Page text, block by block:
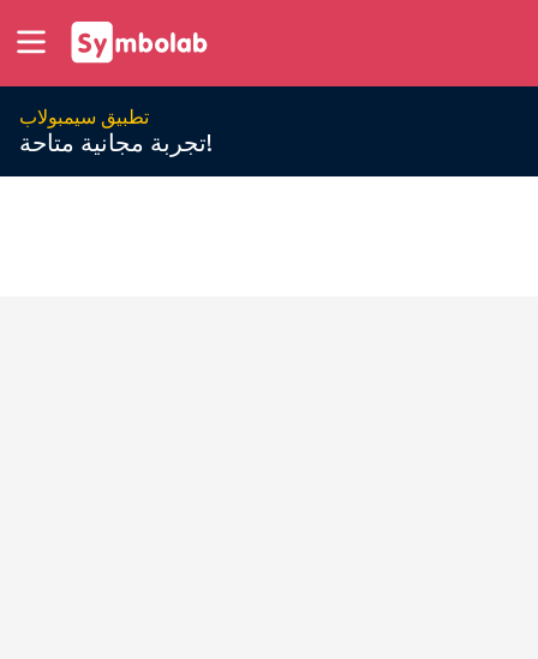
تطبيق سيمبولاب
تجربة مجانية متاحة!